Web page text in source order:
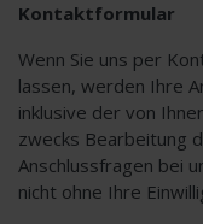
Kontaktformular
Wenn Sie uns per
lassen, werden Ihre
inklusive der von
zwecks Bearbeitung
Anschlussfragen bei
nicht ohne Ihre